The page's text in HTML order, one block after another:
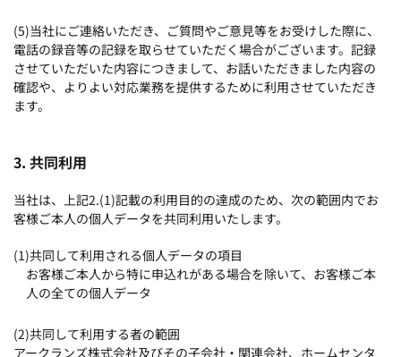
(5)当社にご連絡いただき、ご質問やご意見等をお受けした際に、
電話の録音等の記録を取らせていただく場合がございます。記録
させていただいた内容につきまして、お話いただきました内容の
確認や、よりよい対応業務を提供するために利用させていただき
ます。
3. 共同利用
当社は、上記2.(1)記載の利用目的の達成のため、次の範囲内でお
客様ご本人の個人データを共同利用いたします。
(1)共同して利用される個人データの項目
お客様ご本人から特に申込れがある場合を除いて、お客様ご本
人の全ての個人データ
(2)共同して利用する者の範囲
アークランズ株式会社及びその子会社・関連会社、ホームセンタ